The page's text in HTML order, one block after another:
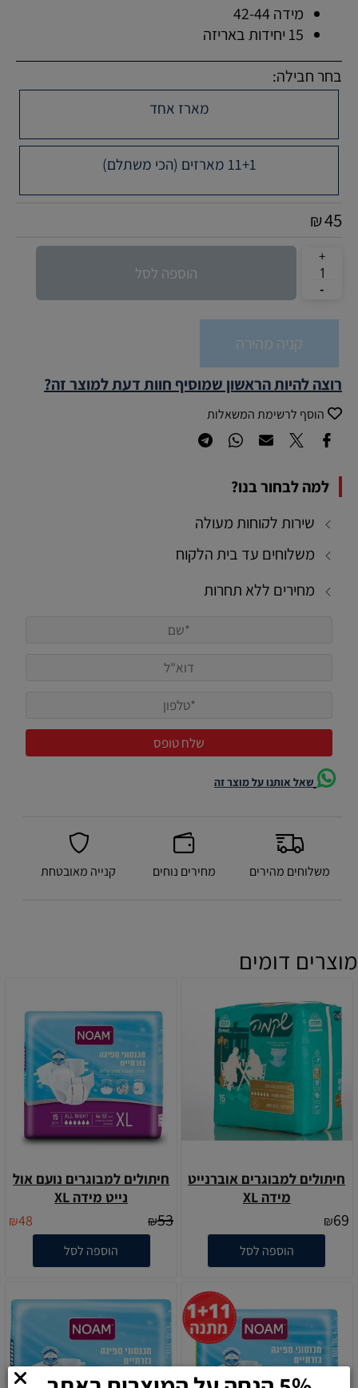
מידה 42-44
15 יחידות באריזה
בחר חבילה:
מארז אחד
11+1 מארזים (הכי משתלם)
₪45
הוספה לסל
קניה מהירה
רוצה להיות הראשון שמוסיף חוות דעת למוצר זה?
הוסף לרשימת המשאלות
למה לבחור בנו?
שירות לקוחות מעולה
משלוחים עד בית הלקוח
מחירים ללא תחרות
שאל אותנו על מוצר זה
משלוחים מהירים מחירים נוחים קנייה מאובטחת
מוצרים דומים
חיתולים למבוגרים אוברנייט
מידה XL
₪69
הוספה לסל
חיתולים למבוגרים נועם אול
נייט מידה XL
₪53
₪48
הוספה לסל
5% הנחה על המוצרים באתר